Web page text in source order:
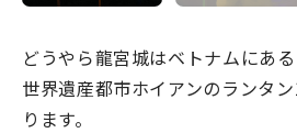
デジタルパンフレット
アクセス
どうやら龍宮城はベトナムにあ
世界遺産都市ホイアンのランタ
ります。